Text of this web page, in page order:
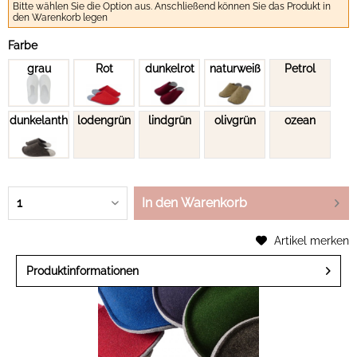
Bitte wählen Sie die Option aus. Anschließend können Sie das Produkt in
den Warenkorb legen
Farbe
grau
Rot dunkelrot naturweiß Petrol
dunkelanthrazitlodengrün lindgrün olivgrün ozean
In den Warenkorb
Artikel merken
Produktinformationen